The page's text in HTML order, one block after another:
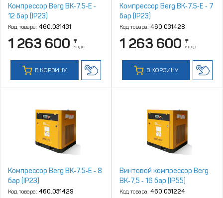
Компрессор Berg ВК‑7.5‑E ‑
12 бар (IP23)
Код товара: 460.031431
1 263 600 ₸
с НДС
В КОРЗИНУ
Компрессор Berg ВК‑7.5‑E ‑ 7
бар (IP23)
Код товара: 460.031428
1 263 600 ₸
с НДС
В КОРЗИНУ
Компрессор Berg ВК‑7.5‑E ‑ 8
бар (IP23)
Код товара: 460.031429
Винтовой компрессор Berg
ВК‑7,5 ‑ 16 бар (IP55)
Код товара: 460.031224